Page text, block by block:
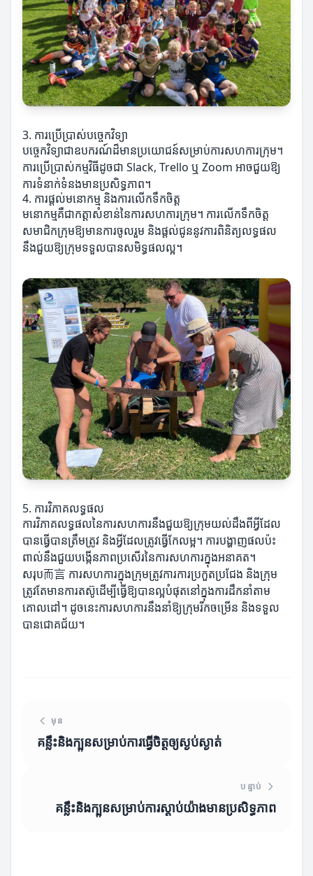
3. ការប្រើប្រាស់បច្ចេកវិទ្យា
បច្ចេកវិទ្យាជាឧបករណ៍ដ៏មានប្រយោជន៍សម្រាប់ការសហការក្រុម។
ការប្រើប្រាស់កម្មវិធីដូចជា Slack, Trello ឬ Zoom អាចជួយឱ្យ
ការទំនាក់ទំនងមានប្រសិទ្ធភាព។
4. ការផ្តល់មនោកម្ម និងការលើកទឹកចិត្ត
មនោកម្មគឺជាកត្តាសំខាន់នៃការសហការក្រុម។ ការលើកទឹកចិត្ត
សមាជិកក្រុមឱ្យមានការចូលរួម និងផ្តល់ជូននូវការពិនិត្យលទ្ធផល
នឹងជួយឱ្យក្រុមទទួលបានសមិទ្ធផលល្អ។
5. ការវិភាគលទ្ធផល
ការវិភាគលទ្ធផលនៃការសហការនឹងជួយឱ្យក្រុមយល់ដឹងពីអ្វីដែល
បានធ្វើបានត្រឹមត្រូវ និងអ្វីដែលត្រូវធ្វើកែលម្អ។ ការបង្ហាញផលប៉ះ
ពាល់នឹងជួយបង្កើនភាពប្រសើរនៃការសហការក្នុងអនាគត។
សរុប而言 ការសហការក្នុងក្រុមត្រូវការការប្រកួតប្រជែង និងក្រុម
ត្រូវតែមានការតស៊ូដើម្បីធ្វើឱ្យបានល្អបំផុតនៅក្នុងការដឹកនាំតាម
គោលដៅ។ ដូចនេះការសហការនឹងនាំឱ្យក្រុមរីកចម្រើន និងទទួល
បានជោគជ័យ។
មុន
គន្លឹះនិងក្បួនសម្រាប់ការធ្វើចិត្តឲ្យស្ងប់ស្ងាត់
បន្ទាប់
គន្លឹះនិងក្បួនសម្រាប់ការស្តាប់យ៉ាងមានប្រសិទ្ធភាព